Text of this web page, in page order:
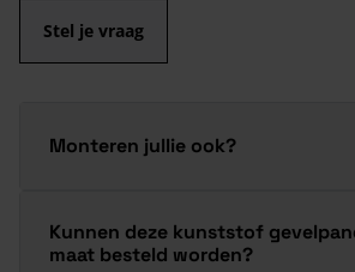
Stel je vraag
Monteren jullie ook?
Kunnen deze kunststof
maat besteld worden?